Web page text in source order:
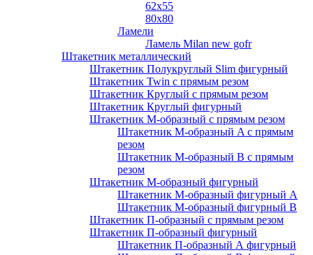
62х55
80х80
Ламели
Ламель Milan new gofr
Штакетник металлический
Штакетник Полукруглый Slim фигурный
Штакетник Twin с прямым резом
Штакетник Круглый с прямым резом
Штакетник Круглый фигурный
Штакетник М-образный с прямым резом
Штакетник М-образный A с прямым
резом
Штакетник М-образный B с прямым
резом
Штакетник М-образный фигурный
Штакетник М-образный фигурный A
Штакетник М-образный фигурный B
Штакетник П-образный с прямым резом
Штакетник П-образный фигурный
Штакетник П-образный А фигурный